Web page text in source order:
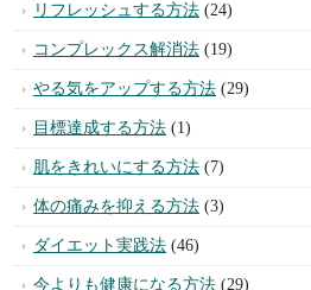
リフレッシュする方法 (24)
コンプレックス解消法 (19)
やる気をアップする方法 (29)
目標達成する方法 (1)
肌をきれいにする方法 (7)
体の痛みを抑える方法 (3)
ダイエット実践法 (46)
今よりも健康になる方法 (29)